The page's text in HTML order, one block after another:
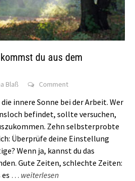
du aus dem
Blaß Comment
innere Sonne bei der Arbeit. Wer
befindet, sollte versuchen,
Zehn selbsterprobte
Überprüfe deine Einstellung
Wenn ja, kannst du das
Gute Zeiten, schlechte Zeiten:
… weiterlesen